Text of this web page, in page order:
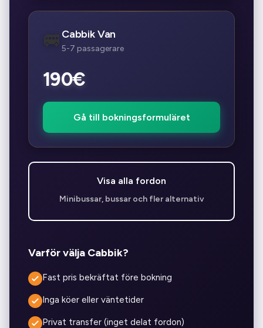
🚐 Cabbik Van
5-7 passagerare
190€
Gå till bokningsformuläret
Visa alla fordon
Minibussar, bussar och fler alternativ
Varför välja Cabbik?
Fast pris bekräftat före bokning
Inga köer eller väntetider
Privat transfer (inget delat fordon)